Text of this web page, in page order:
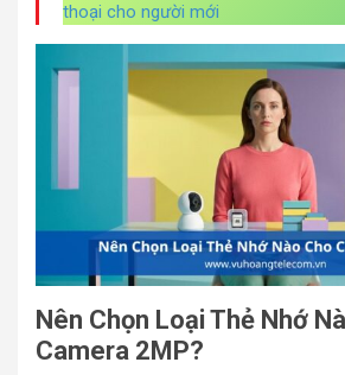
thoại cho người mới
Nên Chọn Loại Thẻ Nhớ
Camera 2MP?